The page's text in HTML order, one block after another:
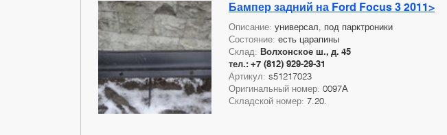
Бампер задний на Ford Focus 3 2011>
Описание: универсал, под парктроники
Состояние: есть царапины
Склад: Волхонское ш., д. 45
тел.: +7 (812) 929-29-31
Артикул: s51217023
Оригинальный номер: 0097А
Складской номер: 7.20.